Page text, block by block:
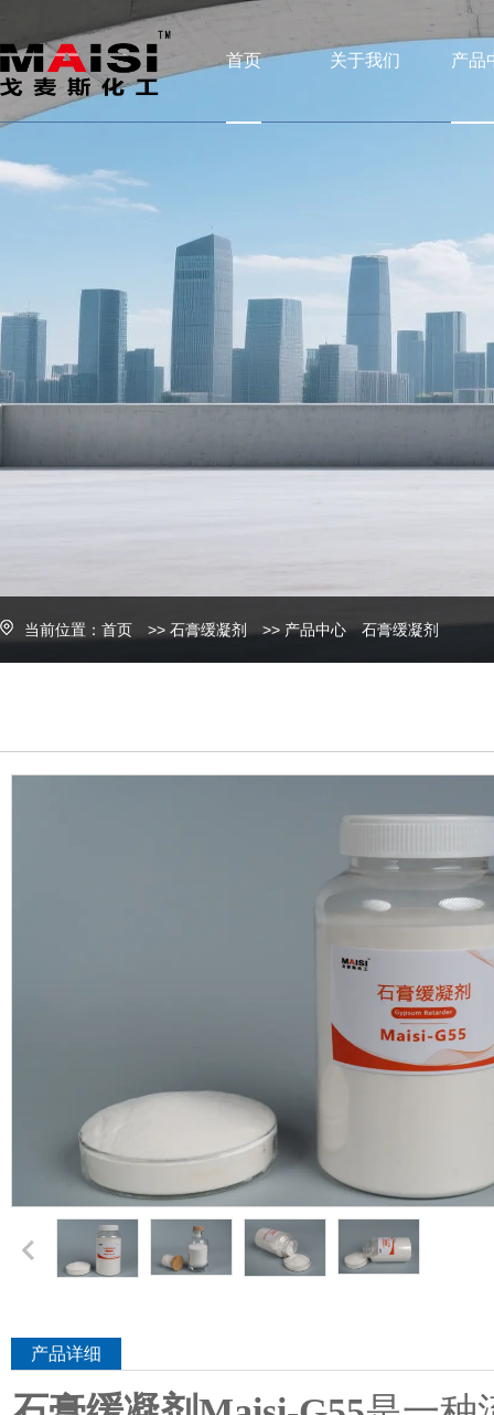
首页 关于我们 产品
当前位置： 首页 >> 石膏缓凝剂 >> 产品中心 石膏缓凝剂
产品详细